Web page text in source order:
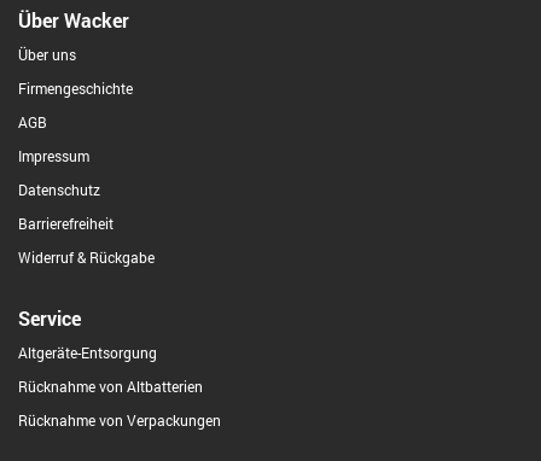
Über Wacker
Über uns
Firmengeschichte
AGB
Impressum
Datenschutz
Barrierefreiheit
Widerruf & Rückgabe
Service
Altgeräte-Entsorgung
Rücknahme von Altbatterien
Rücknahme von Verpackungen